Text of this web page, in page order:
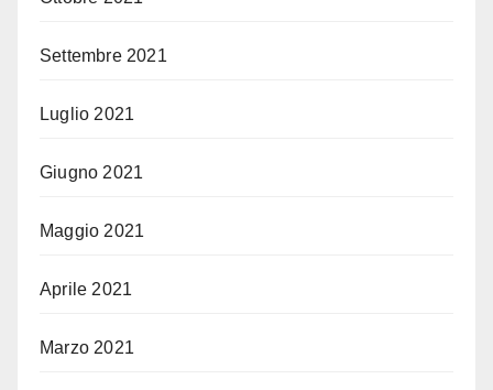
Settembre 2021
Luglio 2021
Giugno 2021
Maggio 2021
Aprile 2021
Marzo 2021